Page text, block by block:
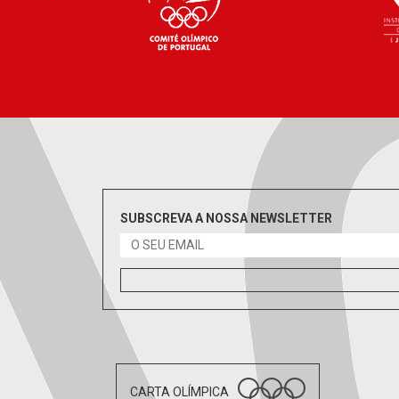
SUBSCREVA A NOSSA NEWSLETTER
CARTA OLÍMPICA